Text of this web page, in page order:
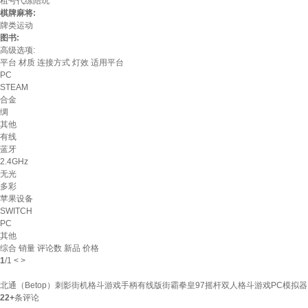
棋牌麻将:
牌类运动
图书:
高级选项:
平台 材质 连接方式 灯效 适用平台
PC
STEAM
合金
绸
其他
有线
蓝牙
2.4GHz
无光
多彩
苹果设备
SWITCH
PC
其他
综合 销量 评论数 新品 价格
1/1 < >
北通（Betop）刺影街机格斗游戏手柄有线版街霸拳皇97摇杆双人格斗游戏PC模拟
22+条评论